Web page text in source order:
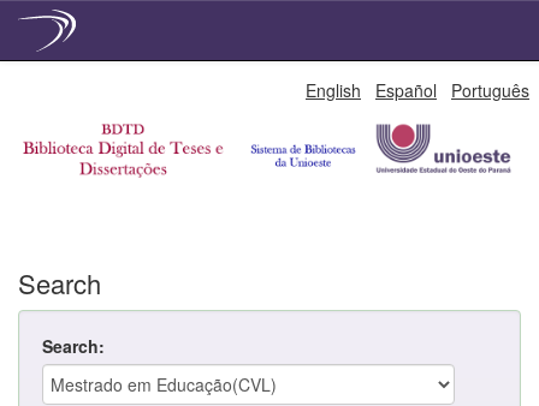
English Español Português
Search
Search: